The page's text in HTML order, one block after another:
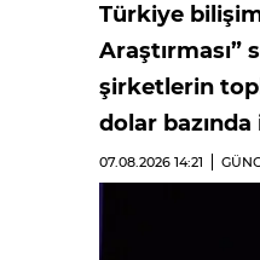
Türkiye
Araştırması”
şirketlerin
dolar
07.08.2026 14:21